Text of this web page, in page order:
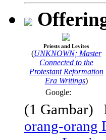
Priests and Levites
(UNKNOWN; Master
Connected to the
Protestant Reformation
Era Writings)
Google:
(1 Gambar)
orang-orang